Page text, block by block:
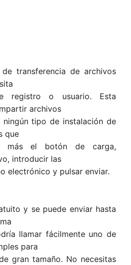
transferencia de archivos
registro o usuario. Esta
archivos
ningún tipo de instalación de
que
más el botón de carga,
introducir las
electrónico y pulsar enviar.
y se puede enviar hasta
llamar fácilmente uno de
para
gran tamaño. No necesitas